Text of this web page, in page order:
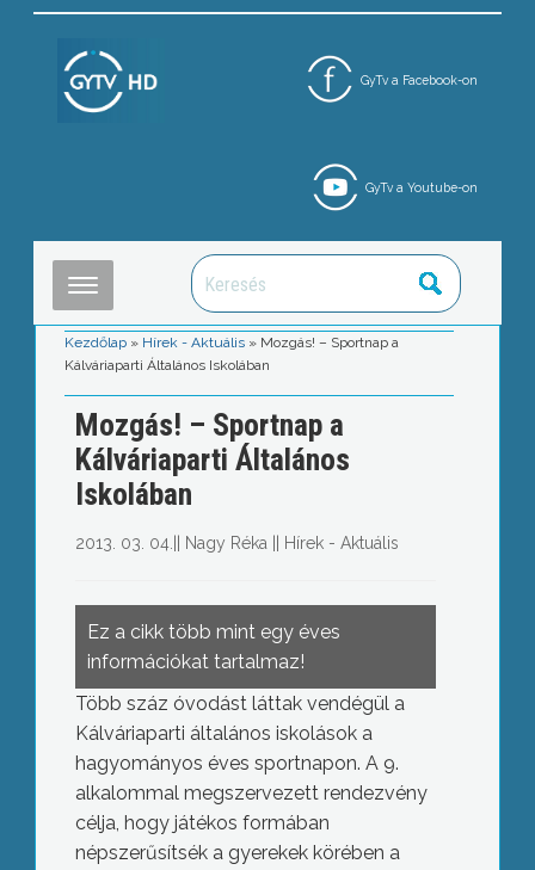
GyTv a Facebook-on
GyTv a Youtube-on
Kezdőlap » Hírek - Aktuális » Mozgás! – Sportnap a
Kálváriaparti Általános Iskolában
Mozgás! – Sportnap a
Kálváriaparti Általános
Iskolában
2013. 03. 04. Nagy Réka Hírek - Aktuális
Ez a cikk több mint egy éves
információkat tartalmaz!
Több száz óvodást láttak vendégül a
Kálváriaparti általános iskolások a
hagyományos éves sportnapon. A 9.
alkalommal megszervezett rendezvény
célja, hogy játékos formában
népszerűsítsék a gyerekek körében a